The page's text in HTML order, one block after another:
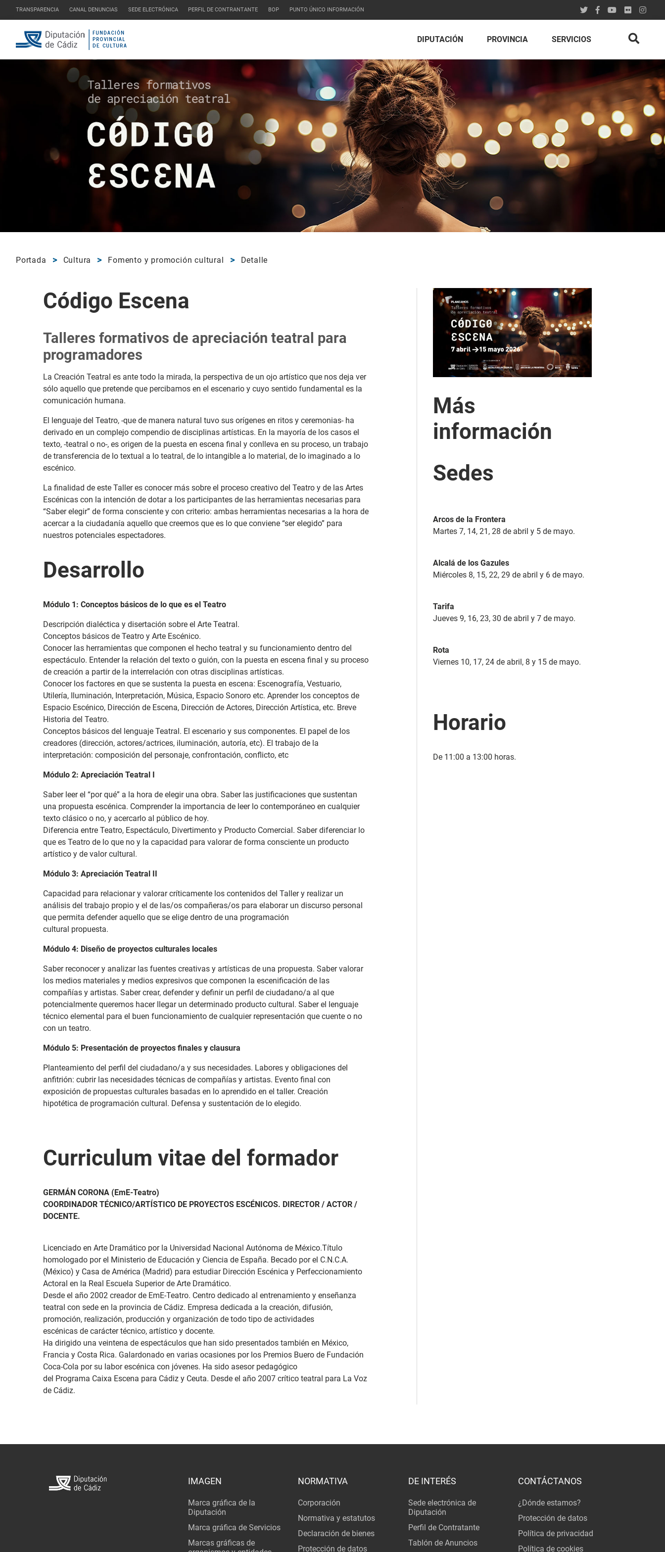
TRANSPARENCIA CANAL DENUNCIAS SEDE ELECTRÓNICA PERFIL DE CONTRANTANTE BOP PUNTO ÚNICO INFORMACIÓN
DIPUTACIÓN PROVINCIA SERVICIOS
Portada Cultura Fomento y promoción cultural Detalle
Código Escena
Talleres formativos de apreciación teatral para
programadores
La Creación Teatral es ante todo la mirada, la perspectiva de un ojo artístico que nos deja ver
sólo aquello que pretende que percibamos en el escenario y cuyo sentido fundamental es la
comunicación humana.
El lenguaje del Teatro, -que de manera natural tuvo sus orígenes en ritos y ceremonias- ha
derivado en un complejo compendio de disciplinas artísticas. En la mayoría de los casos el
texto, -teatral o no-, es origen de la puesta en escena final y conlleva en su proceso, un trabajo
de transferencia de lo textual a lo teatral, de lo intangible a lo material, de lo imaginado a lo
escénico.
La finalidad de este Taller es conocer más sobre el proceso creativo del Teatro y de las Artes
Escénicas con la intención de dotar a los participantes de las herramientas necesarias para
“Saber elegir” de forma consciente y con criterio: ambas herramientas necesarias a la hora de
acercar a la ciudadanía aquello que creemos que es lo que conviene “ser elegido” para
nuestros potenciales espectadores.
Desarrollo
Módulo 1: Conceptos básicos de lo que es el Teatro
Descripción dialéctica y disertación sobre el Arte Teatral.
Conceptos básicos de Teatro y Arte Escénico.
Conocer las herramientas que componen el hecho teatral y su funcionamiento dentro del
espectáculo. Entender la relación del texto o guión, con la puesta en escena final y su proceso
de creación a partir de la interrelación con otras disciplinas artísticas.
Conocer los factores en que se sustenta la puesta en escena: Escenografía, Vestuario,
Utilería, Iluminación, Interpretación, Música, Espacio Sonoro etc. Aprender los conceptos de
Espacio Escénico, Dirección de Escena, Dirección de Actores, Dirección Artística, etc. Breve
Historia del Teatro.
Conceptos básicos del lenguaje Teatral. El escenario y sus componentes. El papel de los
creadores (dirección, actores/actrices, iluminación, autoría, etc). El trabajo de la
interpretación: composición del personaje, confrontación, conflicto, etc
Módulo 2: Apreciación Teatral I
Saber leer el “por qué” a la hora de elegir una obra. Saber las justificaciones que sustentan
una propuesta escénica. Comprender la importancia de leer lo contemporáneo en cualquier
texto clásico o no, y acercarlo al público de hoy.
Diferencia entre Teatro, Espectáculo, Divertimento y Producto Comercial. Saber diferenciar lo
que es Teatro de lo que no y la capacidad para valorar de forma consciente un producto
artístico y de valor cultural.
Módulo 3: Apreciación Teatral II
Capacidad para relacionar y valorar críticamente los contenidos del Taller y realizar un
análisis del trabajo propio y el de las/os compañeras/os para elaborar un discurso personal
que permita defender aquello que se elige dentro de una programación
cultural propuesta.
Módulo 4: Diseño de proyectos culturales locales
Saber reconocer y analizar las fuentes creativas y artísticas de una propuesta. Saber valorar
los medios materiales y medios expresivos que componen la escenificación de las
compañías y artistas. Saber crear, defender y definir un perfil de ciudadano/a al que
potencialmente queremos hacer llegar un determinado producto cultural. Saber el lenguaje
técnico elemental para el buen funcionamiento de cualquier representación que cuente o no
con un teatro.
Módulo 5: Presentación de proyectos finales y clausura
Planteamiento del perfil del ciudadano/a y sus necesidades. Labores y obligaciones del
anfitrión: cubrir las necesidades técnicas de compañías y artistas. Evento final con
exposición de propuestas culturales basadas en lo aprendido en el taller. Creación
hipotética de programación cultural. Defensa y sustentación de lo elegido.
Curriculum vitae del formador
GERMÁN CORONA (EmE-Teatro)
COORDINADOR TÉCNICO/ARTÍSTICO DE PROYECTOS ESCÉNICOS. DIRECTOR / ACTOR /
DOCENTE.
Licenciado en Arte Dramático por la Universidad Nacional Autónoma de México.Título
homologado por el Ministerio de Educación y Ciencia de España. Becado por el C.N.C.A.
(México) y Casa de América (Madrid) para estudiar Dirección Escénica y Perfeccionamiento
Actoral en la Real Escuela Superior de Arte Dramático.
Desde el año 2002 creador de EmE-Teatro. Centro dedicado al entrenamiento y enseñanza
teatral con sede en la provincia de Cádiz. Empresa dedicada a la creación, difusión,
promoción, realización, producción y organización de todo tipo de actividades
escénicas de carácter técnico, artístico y docente.
Ha dirigido una veintena de espectáculos que han sido presentados también en México,
Francia y Costa Rica. Galardonado en varias ocasiones por los Premios Buero de Fundación
Coca-Cola por su labor escénica con jóvenes. Ha sido asesor pedagógico
del Programa Caixa Escena para Cádiz y Ceuta. Desde el año 2007 crítico teatral para La Voz
de Cádiz.
Más
información
Sedes
Arcos de la Frontera
Martes 7, 14, 21, 28 de abril y 5 de mayo.
Alcalá de los Gazules
Miércoles 8, 15, 22, 29 de abril y 6 de mayo.
Tarifa
Jueves 9, 16, 23, 30 de abril y 7 de mayo.
Rota
Viernes 10, 17, 24 de abril, 8 y 15 de mayo.
Horario
De 11:00 a 13:00 horas.
IMAGEN
Marca gráfica de la
Diputación
Marca gráfica de Servicios
Marcas gráficas de
NORMATIVA
Corporación
Normativa y estatutos
Declaración de bienes
Protección de datos
DE INTERÉS
Sede electrónica de
Diputación
Perfil de Contratante
Tablón de Anuncios
CONTÁCTANOS
¿Dónde estamos?
Protección de datos
Política de privacidad
Política de cookies